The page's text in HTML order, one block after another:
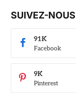
SUIVEZ-NOUS
Facebook
91K
Pinterest
9K